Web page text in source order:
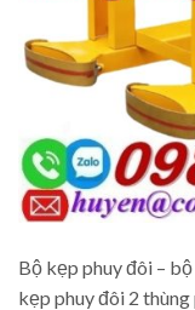
Bộ kẹp phuy đôi –
kẹp phuy đôi 2